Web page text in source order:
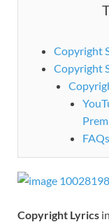
Copyright
Copyright
Copyright Lyrics